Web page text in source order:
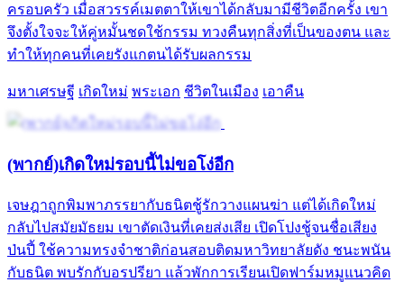
ครอบครัว เมื่อสวรรค์เมตตาให้เขาได้กลับมามีชีวิตอีกครั้ง เขา
จึงตั้งใจจะให้คู่หมั้นชดใช้กรรม ทวงคืนทุกสิ่งที่เป็นของตน และ
ทำให้ทุกคนที่เคยรังแกตนได้รับผลกรรม
มหาเศรษฐี เกิดใหม่ พระเอก ชีวิตในเมือง เอาคืน
(พากย์)เกิดใหม่รอบนี้ไม่ขอโง่อีก
เจษฎาถูกพิมพาภรรยากับธนิตชู้รักวางแผนฆ่า แต่ได้เกิดใหม่
กลับไปสมัยมัธยม เขาตัดเงินที่เคยส่งเสีย เปิดโปงชู้จนชื่อเสียง
ป่นปี้ ใช้ความทรงจำชาติก่อนสอบติดมหาวิทยาลัยดัง ชนะพนัน
กับธนิต พบรักกับอรปรียา แล้วพักการเรียนเปิดฟาร์มหมูแนวคิด